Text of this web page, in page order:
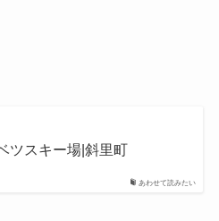
あわせて読みたい
ツスキー場|斜里町